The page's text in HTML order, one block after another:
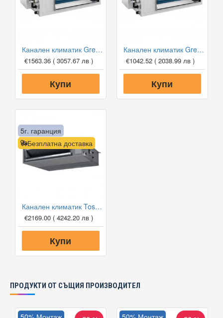
Канален климатик Gree GUD71PH1-A/GUD71W1-NhA-S, 24 000 BTU, Клас A++
€1563.36 ( 3057.67 лв )
Купи
Канален климатик Gree GUD35P1/GUD35W1-NhA-S, 12 000 BTU, Клас A++
€1042.52 ( 2038.99 лв )
Купи
Безплатна доставка
5г. гаранция
Канален климатик Toshiba RAV-RM301SDT-E/RAV-GM301ATP-E Digital Inverter, 9 000 BTU, Клас А++
€2169.00 ( 4242.20 лв )
Купи
ПРОДУКТИ ОТ СЪЩИЯ ПРОИЗВОДИТЕЛ